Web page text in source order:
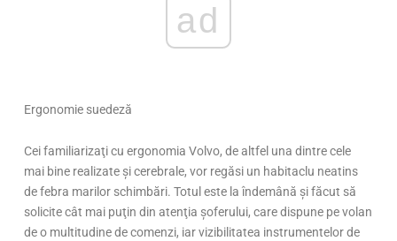
ad
Ergonomie suedeză
Cei familiarizaţi cu ergonomia Volvo, de altfel una dintre cele
mai bine realizate şi cerebrale, vor regăsi un habitaclu neatins
de febra marilor schimbări. Totul este la îndemână şi făcut să
solicite cât mai puţin din atenţia şoferului, care dispune pe volan
de o multitudine de comenzi, iar vizibilitatea instrumentelor de